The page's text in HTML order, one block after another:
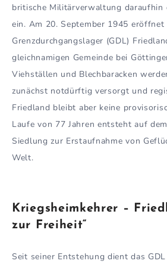
britische Militärverwaltung daraufhin
ein. Am 20. September 1945 eröffnet
Grenzdurchgangslager (GDL)
gleichnamigen Gemeinde bei
Viehställen und Blechbaracken
zunächst notdürftig versorgt und
Friedland bleibt aber keine
Laufe von 77 Jahren entsteht auf
Siedlung zur Erstaufnahme von
Welt.
Kriegsheimkehrer –
zur Freiheit“
Seit seiner Entstehung dient das